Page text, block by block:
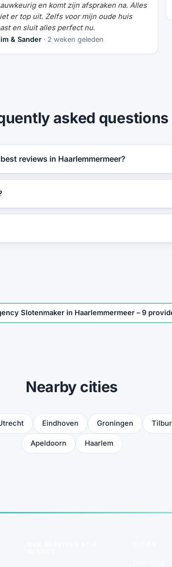
en komt zijn afspraken na. Alles
er top uit. Zelfs voor mijn oude huis
en sluit alles perfect nu.
& Sander · 2 weken geleden
asked questions
reviews in Haarlemmermeer?
Slotenmaker in Haarlemmermeer – 9
Nearby cities
Eindhoven Groningen
Apeldoorn Haarlem